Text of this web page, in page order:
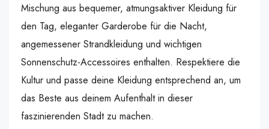
Mischung aus bequemer, atmungsaktiver Kleidung für
den Tag, eleganter Garderobe für die Nacht,
angemessener Strandkleidung und wichtigen
Sonnenschutz-Accessoires enthalten. Respektiere die
Kultur und passe deine Kleidung entsprechend an, um
das Beste aus deinem Aufenthalt in dieser
faszinierenden Stadt zu machen.